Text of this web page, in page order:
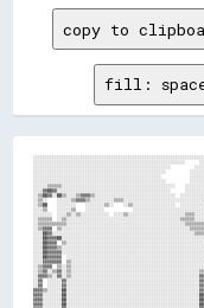
copy to
fill:
░░░░░░▒▒▒▒▒▒░░░░░░░░░░░░░░░░░░░░░░░░░░░░░░░░░░░░░░░░░░░░░░░░
░░░░▓▓██▓▓░░░░░░░░░░░░░░░░░░░░░░░░░░░░░░░░░░░░░░░░░░░░░░░░
░░▒▒██▓▓░░██▒▒░░░░▒▒▓▓▓▓▒▒░░░░░░░░░░░░░░░░░░░░░░░░░░░░░░░░░░
░░▒▒░░
░░▒▒██    ░░░░░░░░    ░░░░░░░░▒▒░░    ░░▒▒░░░░░░░░░░░░░░░░░░
░░▒▒▒▒▒▒
░░▒▒▓▓▓▓
░░░░██▓▓▓▓
░░░░██▓▓▓▓▓▓
░░░░▓▓▓▓▓▓▓▓
░░▒▒▓▓▓▓
░░▓▓
░░▓▓